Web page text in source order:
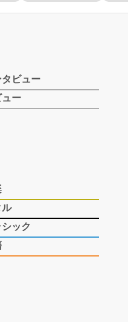
タビュー
ュー
ル
ック